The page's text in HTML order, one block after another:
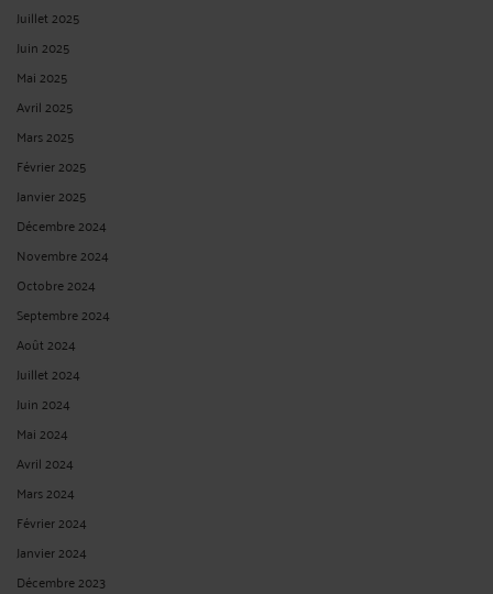
Juillet 2025
Juin 2025
Mai 2025
Avril 2025
Mars 2025
Février 2025
Janvier 2025
Décembre 2024
Novembre 2024
Octobre 2024
Septembre 2024
Août 2024
Juillet 2024
Juin 2024
Mai 2024
Avril 2024
Mars 2024
Février 2024
Janvier 2024
Décembre 2023